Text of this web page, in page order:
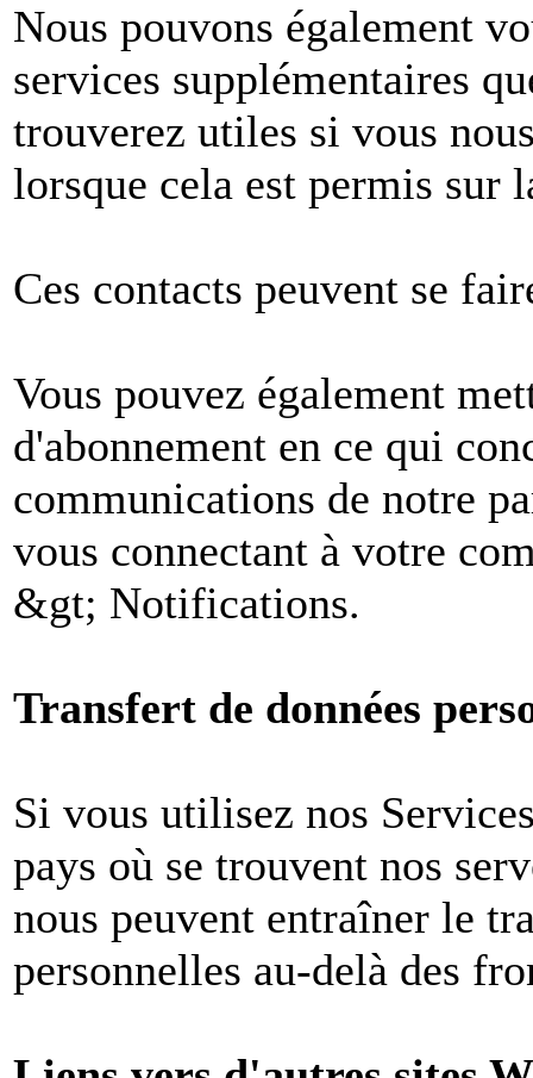
Nous pouvons également
services supplémentaires
trouverez utiles si vous
lorsque cela est permis sur
Ces contacts peuvent se
Vous pouvez également
d'abonnement en ce qui
communications de notre
vous connectant à votre
&gt; Notifications.
Transfert de données
Si vous utilisez nos
pays où se trouvent nos
nous peuvent entraîner le
personnelles au-delà des